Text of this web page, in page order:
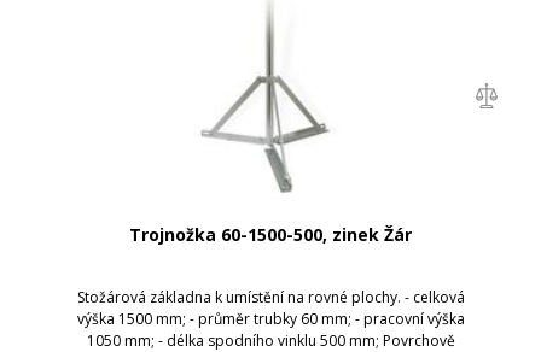
Trojnožka 60-1500-500, zinek Žár
Stožárová základna k umístění na rovné plochy. - celková
výška 1500 mm; - průměr trubky 60 mm; - pracovní výška
1050 mm; - délka spodního vinklu 500 mm; Povrchově